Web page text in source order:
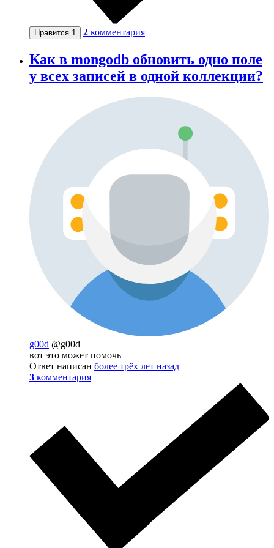
Нравится 1 2 комментария
Как в mongodb обновить одно поле
у всех записей в одной коллекции?
g00d @g00d
вот это может помочь
Ответ написан более трёх лет назад
3 комментария